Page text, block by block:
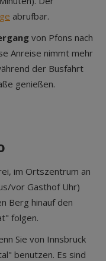
abrufbar.
von Pfons nach
Anreise nimmt mehr
der Busfahrt
genießen.
im Ortszentrum an
vor Gasthof Uhr)
Berg hinauf den
folgen.
Sie von Innsbruck
benutzen. Es sind